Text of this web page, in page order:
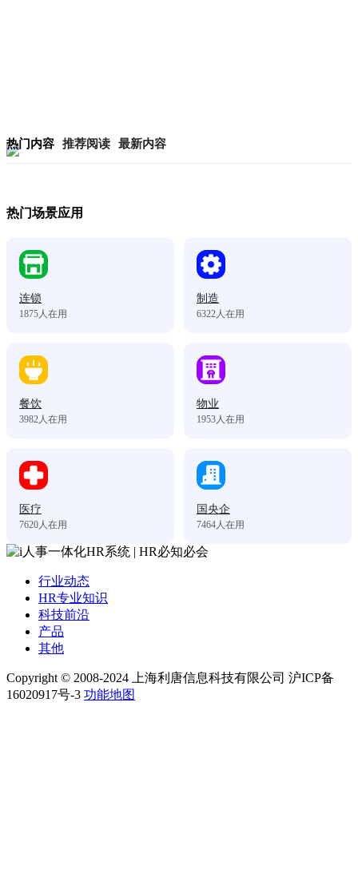
热门内容 推荐阅读 最新内容
热门场景应用
连锁
1875人在用
制造
6322人在用
餐饮
3982人在用
物业
1953人在用
医疗
7620人在用
国央企
7464人在用
行业动态
HR专业知识
科技前沿
产品
其他
Copyright © 2008-2024 上海利唐信息科技有限公司 沪ICP备
16020917号-3 功能地图